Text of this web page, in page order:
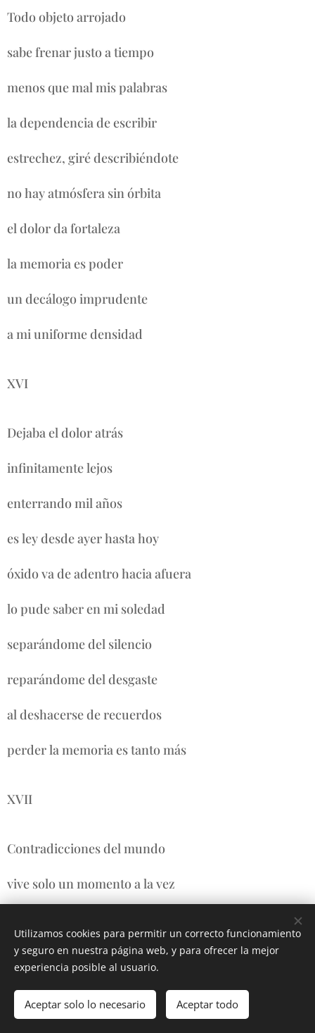
Todo objeto arrojado
sabe frenar justo a tiempo
menos que mal mis palabras
la dependencia de escribir
estrechez, giré describiéndote
no hay atmósfera sin órbita
el dolor da fortaleza
la memoria es poder
un decálogo imprudente
a mi uniforme densidad
XVI
Dejaba el dolor atrás
infinitamente lejos
enterrando mil años
es ley desde ayer hasta hoy
óxido va de adentro hacia afuera
lo pude saber en mi soledad
separándome del silencio
reparándome del desgaste
al deshacerse de recuerdos
perder la memoria es tanto más
XVII
Contradicciones del mundo
vive solo un momento a la vez
una quimera llena la nada
replantearás tu existencia
Utilizamos cookies para permitir un correcto funcionamiento
y seguro en nuestra página web, y para ofrecer la mejor
experiencia posible al usuario.
Aceptar solo lo necesario Aceptar todo